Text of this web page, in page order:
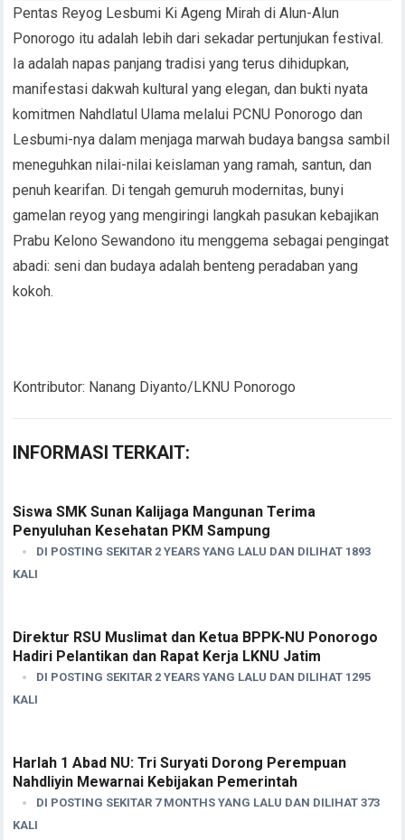
Pentas Reyog Lesbumi Ki Ageng Mirah di Alun-Alun
Ponorogo itu adalah lebih dari sekadar pertunjukan festival.
Ia adalah napas panjang tradisi yang terus dihidupkan,
manifestasi dakwah kultural yang elegan, dan bukti nyata
komitmen Nahdlatul Ulama melalui PCNU Ponorogo dan
Lesbumi-nya dalam menjaga marwah budaya bangsa sambil
meneguhkan nilai-nilai keislaman yang ramah, santun, dan
penuh kearifan. Di tengah gemuruh modernitas, bunyi
gamelan reyog yang mengiringi langkah pasukan kebajikan
Prabu Kelono Sewandono itu menggema sebagai pengingat
abadi: seni dan budaya adalah benteng peradaban yang
kokoh.
Kontributor: Nanang Diyanto/LKNU Ponorogo
INFORMASI TERKAIT:
Siswa SMK Sunan Kalijaga Mangunan Terima
Penyuluhan Kesehatan PKM Sampung
DI POSTING SEKITAR 2 YEARS YANG LALU DAN DILIHAT 1893
KALI
Direktur RSU Muslimat dan Ketua BPPK-NU Ponorogo
Hadiri Pelantikan dan Rapat Kerja LKNU Jatim
DI POSTING SEKITAR 2 YEARS YANG LALU DAN DILIHAT 1295
KALI
Harlah 1 Abad NU: Tri Suryati Dorong Perempuan
Nahdliyin Mewarnai Kebijakan Pemerintah
DI POSTING SEKITAR 7 MONTHS YANG LALU DAN DILIHAT 373
KALI